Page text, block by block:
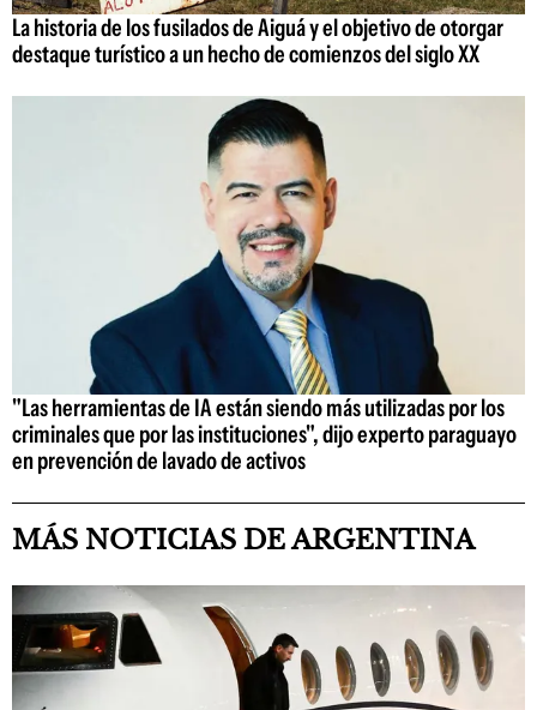
La historia de los fusilados de Aiguá y el objetivo de otorgar
destaque turístico a un hecho de comienzos del siglo XX
"Las herramientas de IA están siendo más utilizadas por los
criminales que por las instituciones", dijo experto paraguayo
en prevención de lavado de activos
MÁS NOTICIAS DE ARGENTINA